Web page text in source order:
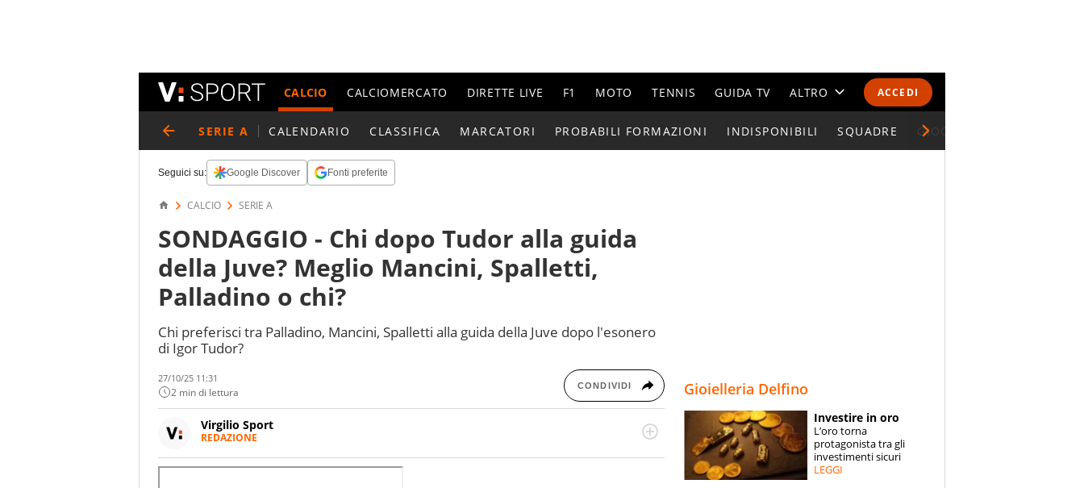
ACCEDI
CALCIO CALCIOMERCATO DIRETTE LIVE F1 MOTO TENNIS GUIDA TV ALTRO
CALENDARI E CLASSIFICHE
ESPERTI
CONTATTI
SERIE A CALENDARIO CLASSIFICA MARCATORI PROBABILI FORMAZIONI INDISPONIBILI SQUADRE GIOCATORI SERIE A
Seguici su: Google Discover Fonti preferite
CALCIO SERIE A
SONDAGGIO - Chi dopo Tudor alla guida
della Juve? Meglio Mancini, Spalletti,
Palladino o chi?
Chi preferisci tra Palladino, Mancini, Spalletti alla guida della Juve dopo l'esonero
di Igor Tudor?
27/10/25 11:31
2 min di lettura CONDIVIDI
Virgilio Sport
REDAZIONE
sport. Calcio, calciomercato, F1, Motomondiale ma anche tennis, volley, basket: su
Gioielleria Delfino
Investire in oro
L’oro torna
protagonista tra gli
investimenti sicuri
LEGGI